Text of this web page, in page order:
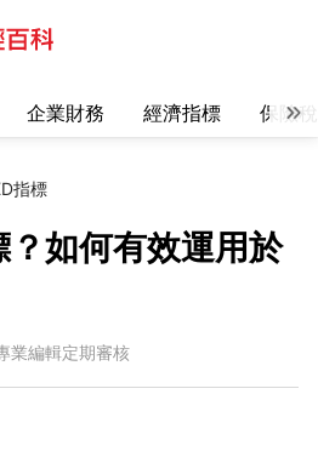
企業財務 經濟指標 保險
指標
如何有效運用於
業編輯定期審核